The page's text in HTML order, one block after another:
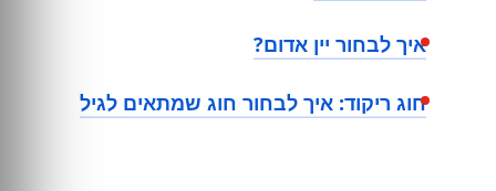
איך לבחור יין אדום?
חוג ריקוד: איך לבחור חוג שמתאים לגיל